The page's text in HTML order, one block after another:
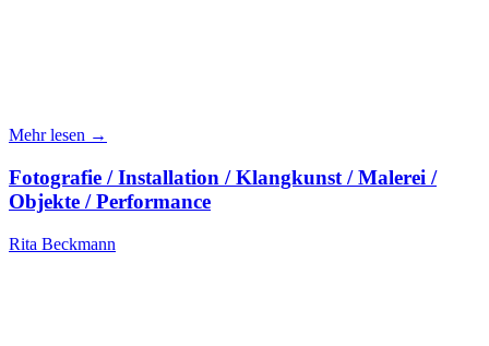
Mehr lesen →
Fotografie / Installation / Klangkunst / Malerei /
Objekte / Performance
Rita Beckmann